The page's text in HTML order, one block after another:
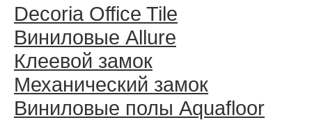
Decoria Office Tile
Виниловые Allure
Клеевой замок
Механический замок
Виниловые полы Aquafloor